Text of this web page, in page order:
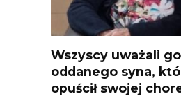
Wszyscy uważali
oddanego syna,
opuścił swojej